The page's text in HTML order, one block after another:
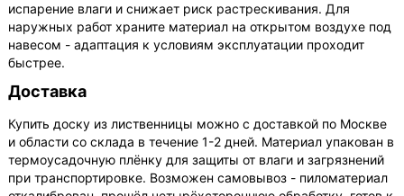
испарение влаги и снижает риск растрескивания. Для
наружных работ храните материал на открытом воздухе под
навесом - адаптация к условиям эксплуатации проходит
быстрее.
Доставка
Купить доску из лиственницы можно с доставкой по Москве
и области со склада в течение 1-2 дней. Материал упакован в
термоусадочную плёнку для защиты от влаги и загрязнений
при транспортировке. Возможен самовывоз - пиломатериал